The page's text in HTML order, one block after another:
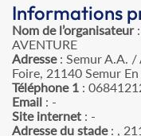
Informations
Nom de l’organisateur:
AVENTURE
Adresse: Semur A.A. /
Foire, 21140 Semur
Téléphone 1 :
Email : -
Site internet : -
Adresse du stade: ,